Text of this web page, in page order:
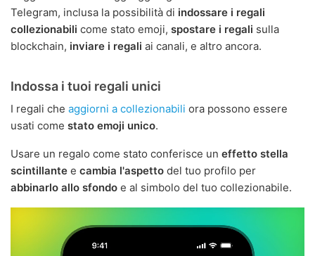
Telegram, inclusa la possibilità di indossare i regali
collezionabili come stato emoji, spostare i regali sulla
blockchain, inviare i regali ai canali, e altro ancora.
Indossa i tuoi regali unici
I regali che aggiorni a collezionabili ora possono essere
usati come stato emoji unico.
Usare un regalo come stato conferisce un effetto stella
scintillante e cambia l'aspetto del tuo profilo per
abbinarlo allo sfondo e al simbolo del tuo collezionabile.